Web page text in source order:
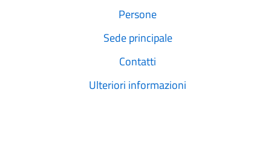
Persone
Sede principale
Contatti
Ulteriori informazioni